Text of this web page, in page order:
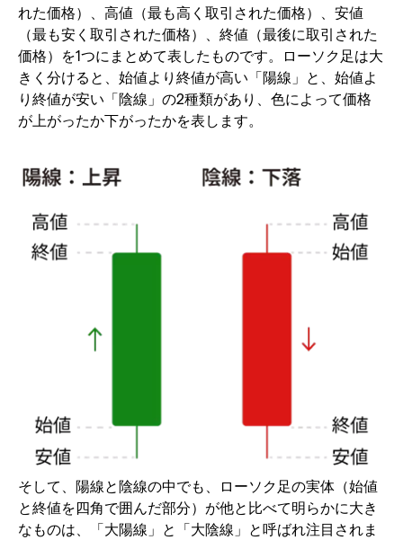
れた価格）、高値（最も高く取引された価格）、安値
（最も安く取引された価格）、終値（最後に取引された
価格）を1つにまとめて表したものです。ローソク足は大
きく分けると、始値より終値が高い「陽線」と、始値よ
り終値が安い「陰線」の2種類があり、色によって価格
が上がったか下がったかを表します。
そして、陽線と陰線の中でも、ローソク足の実体（始値
と終値を四角で囲んだ部分）が他と比べて明らかに大き
なものは、「大陽線」と「大陰線」と呼ばれ注目されま